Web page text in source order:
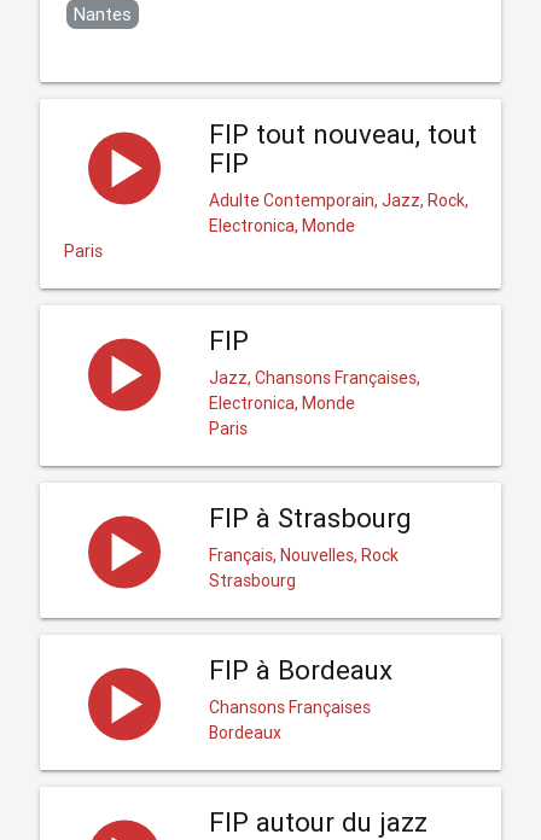
Nantes
FIP tout nouveau, tout
FIP
Adulte Contemporain, Jazz, Rock,
Electronica, Monde
Paris
FIP
Jazz, Chansons Françaises,
Electronica, Monde
Paris
FIP à Strasbourg
Français, Nouvelles, Rock
Strasbourg
FIP à Bordeaux
Chansons Françaises
Bordeaux
FIP autour du jazz